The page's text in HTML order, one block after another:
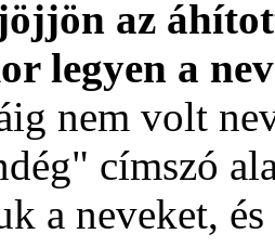
az
legyen a
nem volt
címszó
a neveket,